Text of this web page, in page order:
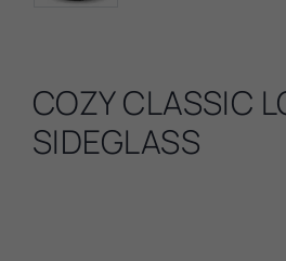
COZY CLASSIC
SIDEGLASS